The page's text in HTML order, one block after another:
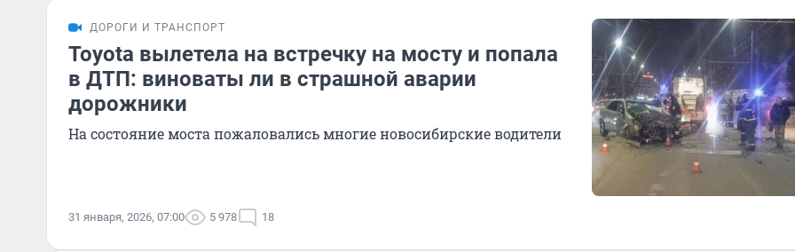
ДОРОГИ И ТРАНСПОРТ
Toyota вылетела на встречку на мосту и попала
в ДТП: виноваты ли в страшной аварии
дорожники
На состояние моста пожаловались многие новосибирские водители
31 января, 2026, 07:00 5 978 18